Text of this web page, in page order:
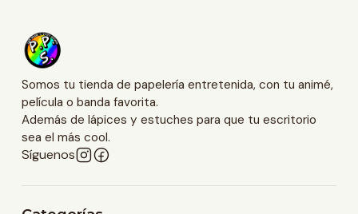
Somos tu tienda de papelería entretenida, con tu animé,
película o banda favorita.
Además de lápices y estuches para que tu escritorio
sea el más cool.
Síguenos